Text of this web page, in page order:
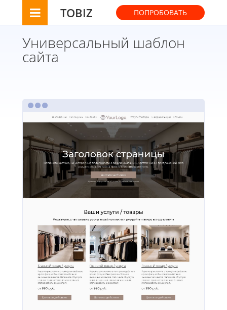
TOBIZ ПОПРОБОВАТЬ
Универсальный шаблон
сайта